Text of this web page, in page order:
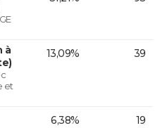
à
et
13,09% 39
6,38% 19